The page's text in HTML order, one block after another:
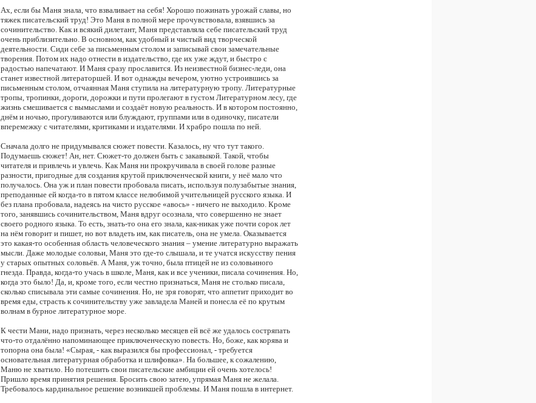
Ах, если бы Маня знала, что взваливает на себя! Хорошо пожинать урожай славы, но
тяжек писательский труд! Это Маня в полной мере прочувствовала, взявшись за
сочинительство. Как и всякий дилетант, Маня представляла себе писательский труд
очень приблизительно. В основном, как удобный и чистый вид творческой
деятельности. Сиди себе за письменным столом и записывай свои замечательные
творения. Потом их надо отнести в издательство, где их уже ждут, и быстро с
радостью напечатают. И Маня сразу прославится. Из неизвестной бизнес-леди, она
станет известной литераторшей. И вот однажды вечером, уютно устроившись за
письменным столом, отчаянная Маня ступила на литературную тропу. Литературные
тропы, тропинки, дороги, дорожки и пути пролегают в густом Литературном лесу, где
жизнь смешивается с вымыслами и создаёт новую реальность. И в котором постоянно,
днём и ночью, прогуливаются или блуждают, группами или в одиночку, писатели
вперемежку с читателями, критиками и издателями. И храбро пошла по ней.
Сначала долго не придумывался сюжет повести. Казалось, ну что тут такого.
Подумаешь сюжет! Ан, нет. Сюжет-то должен быть с закавыкой. Такой, чтобы
читателя и привлечь и увлечь. Как Маня ни прокручивала в своей голове разные
разности, пригодные для создания крутой приключенческой книги, у неё мало что
получалось. Она уж и план повести пробовала писать, используя полузабытые знания,
преподанные ей когда-то в пятом классе нелюбимой учительницей русского языка. И
без плана пробовала, надеясь на чисто русское «авось» - ничего не выходило. Кроме
того, занявшись сочинительством, Маня вдруг осознала, что совершенно не знает
своего родного языка. То есть, знать-то она его знала, как-никак уже почти сорок лет
на нём говорит и пишет, но вот владеть им, как писатель, она не умела. Оказывается
это какая-то особенная область человеческого знания – умение литературно выражать
мысли. Даже молодые соловьи, Маня это где-то слышала, и те учатся искусству пения
у старых опытных соловьёв. А Маня, уж точно, была птицей не из соловьиного
гнезда. Правда, когда-то учась в школе, Маня, как и все ученики, писала сочинения. Но,
когда это было! Да, и, кроме того, если честно признаться, Маня не столько писала,
сколько списывала эти самые сочинения. Но, не зря говорят, что аппетит приходит во
время еды, страсть к сочинительству уже завладела Маней и понесла её по крутым
волнам в бурное литературное море.
К чести Мани, надо признать, через несколько месяцев ей всё же удалось состряпать
что-то отдалённо напоминающее приключенческую повесть. Но, боже, как корява и
топорна она была! «Сырая, - как выразился бы профессионал, - требуется
основательная литературная обработка и шлифовка». На большее, к сожалению,
Маню не хватило. Но потешить свои писательские амбиции ей очень хотелось!
Пришло время принятия решения. Бросить свою затею, упрямая Маня не желала.
Требовалось кардинальное решение возникшей проблемы. И Маня пошла в интернет.